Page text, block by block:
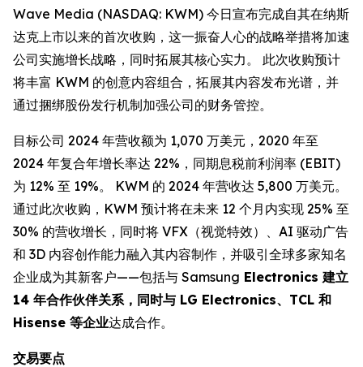
Wave Media (NASDAQ: KWM) 今日宣布完成自其在纳斯
达克上市以来的首次收购，这一振奋人心的战略举措将加速
公司实施增长战略，同时拓展其核心实力。 此次收购预计
将丰富 KWM 的创意内容组合，拓展其内容发布光谱，并
通过捆绑股份发行机制加强公司的财务管控。
目标公司 2024 年营收额为 1,070 万美元，2020 年至
2024 年复合年增长率达 22%，同期息税前利润率 (EBIT)
为 12% 至 19%。 KWM 的 2024 年营收达 5,800 万美元。
通过此次收购，KWM 预计将在未来 12 个月内实现 25% 至
30% 的营收增长，同时将 VFX（视觉特效）、AI 驱动广告
和 3D 内容创作能力融入其内容制作，并吸引全球多家知名
企业成为其新客户——包括与 Samsung Electronics 建立
14 年合作伙伴关系，同时与 LG Electronics、TCL 和
Hisense 等企业达成合作。
交易要点